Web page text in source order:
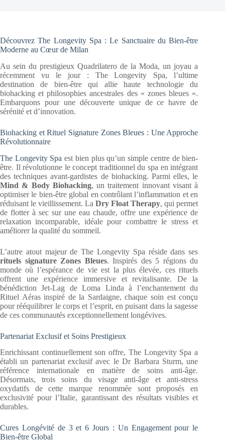
Découvrez The Longevity Spa : Le Sanctuaire du Bien-être
Moderne au Cœur de Milan
Au sein du prestigieux Quadrilatero de la Moda, un joyau a
récemment vu le jour : The Longevity Spa, l’ultime
destination de bien-être qui allie haute technologie du
biohacking et philosophies ancestrales des « zones bleues ».
Embarquons pour une découverte unique de ce havre de
sérénité et d’innovation.
Biohacking et Rituel Signature Zones Bleues : Une Approche
Révolutionnaire
The Longevity Spa est bien plus qu’un simple centre de bien-
être. Il révolutionne le concept traditionnel du spa en intégrant
des techniques avant-gardistes de biohacking. Parmi elles, le
Mind & Body Biohacking, un traitement innovant visant à
optimiser le bien-être global en contrôlant l’inflammation et en
réduisant le vieillissement. LaDry Float Therapy, qui permet
de flotter à sec sur une eau chaude, offre une expérience de
relaxation incomparable, idéale pour combattre le stress et
améliorer la qualité du sommeil.
L’autre atout majeur de The Longevity Spa réside dans ses
rituels signature Zones Bleues. Inspirés des 5 régions du
monde où l’espérance de vie est la plus élevée, ces rituels
offrent une expérience immersive et revitalisante. De la
bénédiction Jet-Lag de Loma Linda à l’enchantement du
Rituel Aéras inspiré de la Sardaigne, chaque soin est conçu
pour rééquilibrer le corps et l’esprit, en puisant dans la sagesse
de ces communautés exceptionnellement longévives.
Partenariat Exclusif et Soins Prestigieux
Enrichissant continuellement son offre, The Longevity Spa a
établi un partenariat exclusif avec le Dr Barbara Sturm, une
référence internationale en matière de soins anti-âge.
Désormais, trois soins du visage anti-âge et anti-stress
oxydatifs de cette marque renommée sont proposés en
exclusivité pour l’Italie, garantissant des résultats visibles et
durables.
Cures Longévité de 3 et 6 Jours : Un Engagement pour le
Bien-être Global